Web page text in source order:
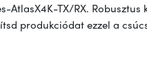
AtlasX4K-TX/RX.
produkciódat ezzel a